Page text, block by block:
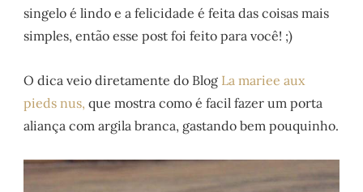
singelo é lindo e a felicidade é feita das coisas mais
simples, então esse post foi feito para você! ;)
O dica veio diretamente do Blog La mariee aux
pieds nus, que mostra como é facil fazer um porta
aliança com argila branca, gastando bem pouquinho.